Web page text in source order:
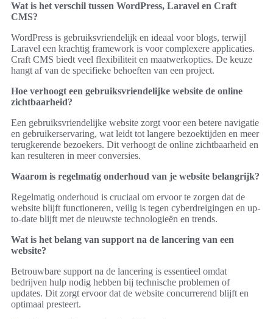
Wat is het verschil tussen WordPress, Laravel en Craft
CMS?
WordPress is gebruiksvriendelijk en ideaal voor blogs, terwijl
Laravel een krachtig framework is voor complexere applicaties.
Craft CMS biedt veel flexibiliteit en maatwerkopties. De keuze
hangt af van de specifieke behoeften van een project.
Hoe verhoogt een gebruiksvriendelijke website de online
zichtbaarheid?
Een gebruiksvriendelijke website zorgt voor een betere navigatie
en gebruikerservaring, wat leidt tot langere bezoektijden en meer
terugkerende bezoekers. Dit verhoogt de online zichtbaarheid en
kan resulteren in meer conversies.
Waarom is regelmatig onderhoud van je website belangrijk?
Regelmatig onderhoud is cruciaal om ervoor te zorgen dat de
website blijft functioneren, veilig is tegen cyberdreigingen en up-
to-date blijft met de nieuwste technologieën en trends.
Wat is het belang van support na de lancering van een
website?
Betrouwbare support na de lancering is essentieel omdat
bedrijven hulp nodig hebben bij technische problemen of
updates. Dit zorgt ervoor dat de website concurrerend blijft en
optimaal presteert.